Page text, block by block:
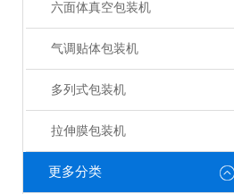
六面体真空包装机
气调贴体包装机
多列式包装机
拉伸膜包装机
更多分类